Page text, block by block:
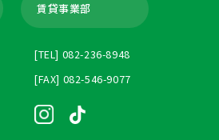
賃貸事業部
[TEL] 082-236-8948
[FAX] 082-546-9077